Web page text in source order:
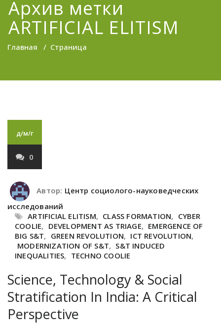
Архив метки
ARTIFICIAL ELITISM
Главная / Страница
д/м/г
0
Автор: Центр социолого-науковедческих
исследований
ARTIFICIAL ELITISM, CLASS FORMATION, CYBER
COOLIE, DEVELOPMENT AS TRIAGE, EMERGENCE OF
BIG S&T, GREEN REVOLUTION, ICT REVOLUTION,
MODERNIZATION OF S&T, S&T INDUCED
INEQUALITIES, TECHNO COOLIE
Science, Technology & Social
Stratification In India: A Critical
Perspective